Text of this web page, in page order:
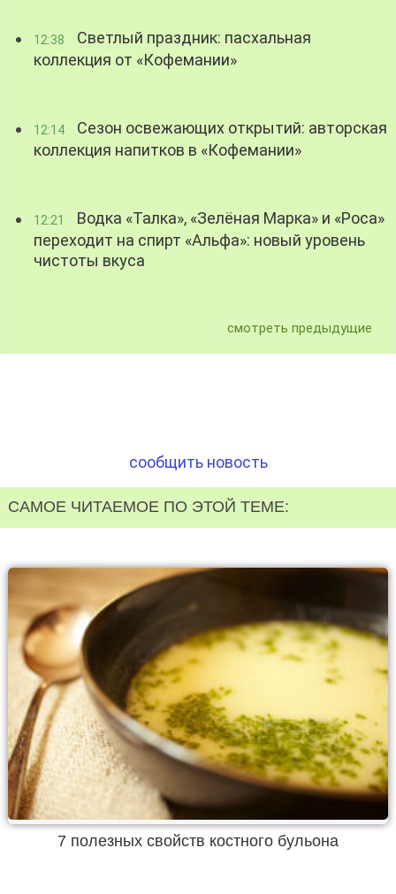
12:38
Светлый праздник: пасхальная
коллекция от «Кофемании»
12:14
Сезон освежающих открытий: авторская
коллекция напитков в «Кофемании»
12:21
Водка «Талка», «Зелёная Марка» и «Роса»
переходит на спирт «Альфа»: новый уровень
чистоты вкуса
смотреть предыдущие
сообщить новость
САМОЕ ЧИТАЕМОЕ ПО ЭТОЙ ТЕМЕ:
7 полезных свойств костного бульона